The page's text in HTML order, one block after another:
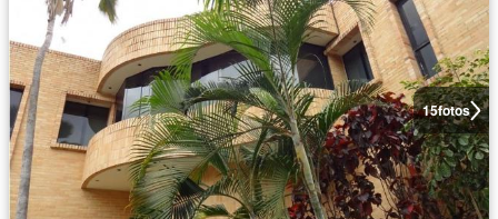
15fotos